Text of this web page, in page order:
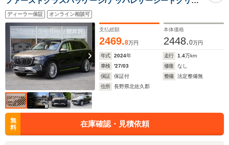
タルホワイトシルバーグレー/ハイグロスブラックフロー
イングラインピアノラッカーウッドインテリアトリム/冷
蔵庫未装着仕様
ディーラー保証 オンライン相談可
支払総額
2469.8万円
本体価格
2448.0万円
年式 2024年 走行 1.4万km
車検
'27/03 修復
なし
保証
保証付 整備
法定整備無
住所
長野県北佐久郡
無
料
在庫確認・見積依頼